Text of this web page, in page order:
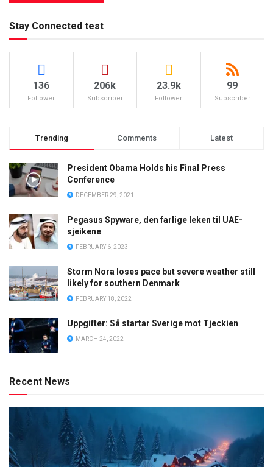
Stay Connected test
136
Follower
206k
Subscriber
23.9k
Follower
99
Subscriber
Trending Comments Latest
President Obama Holds his Final Press
Conference
DECEMBER 29, 2021
Pegasus Spyware, den farlige leken til UAE-
sjeikene
FEBRUARY 6, 2023
Storm Nora loses pace but severe weather still
likely for southern Denmark
FEBRUARY 18, 2022
Uppgifter: Så startar Sverige mot Tjeckien
MARCH 24, 2022
Recent News